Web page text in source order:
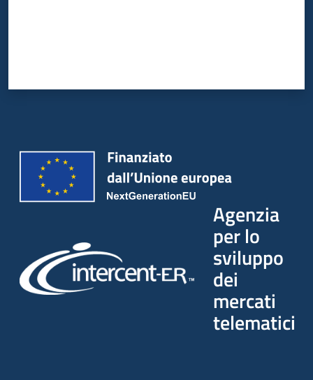
Agenzia
per lo
sviluppo
dei
mercati
telematici